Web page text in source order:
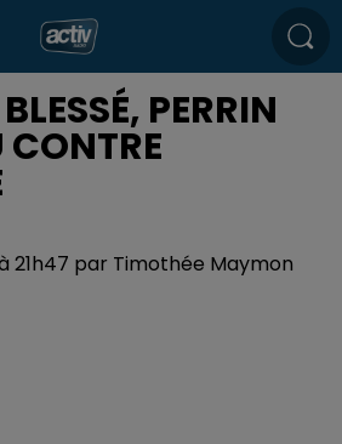
PERRIN
CONTRE
à 21h47 par Timothée Maymon